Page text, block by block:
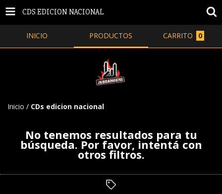
CDS EDICION NACIONAL
INICIO PRODUCTOS CARRITO 0
Inicio / CDs edicion nacional
No tenemos resultados para tu
búsqueda. Por favor, intentá con
otros filtros.